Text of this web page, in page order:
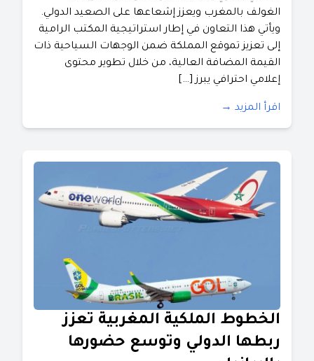
الغولف بالمغرب ويعزز إشعاعها على الصعيد الدولي.
ويأتي هذا التعاون في إطار استراتيجية المكتب الرامية
إلى تعزيز تموقع المملكة ضمن الوجهات السياحية ذات
القيمة المضافة العالية، من خلال تطوير محتوى
إعلامي احترافي يبرز […]
اقرأ المزيد →
الخطوط الملكية المغربية تعزز
ربطها الدولي وتوسع حضورها